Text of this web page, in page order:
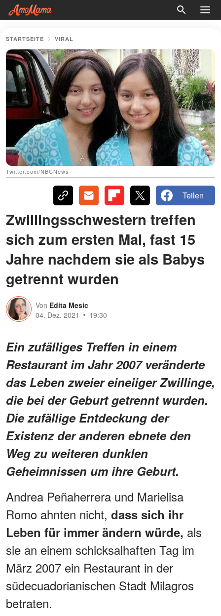
STARTSEITE VIRAL
Twitter.com/NBCNews
Teilen
Zwillingsschwestern treffen
sich zum ersten Mal, fast 15
Jahre nachdem sie als Babys
getrennt wurden
Von Edita Mesic
04. Dez. 2021
19:30
Ein zufälliges Treffen in einem
Restaurant im Jahr 2007 veränderte
das Leben zweier eineiiger Zwillinge,
die bei der Geburt getrennt wurden.
Die zufällige Entdeckung der
Existenz der anderen ebnete den
Weg zu weiteren dunklen
Geheimnissen um ihre Geburt.
Andrea Peñaherrera und Marielisa
Romo ahnten nicht, dass sich ihr
Leben für immer ändern würde, als
sie an einem schicksalhaften Tag im
März 2007 ein Restaurant in der
südecuadorianischen Stadt Milagros
betraten.